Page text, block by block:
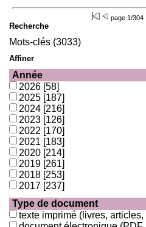
page 1/304
Recherche
Mots-clés (3033)
Affiner
Année
2026 [58]
2025 [187]
2024 [216]
2023 [126]
2022 [170]
2021 [183]
2020 [214]
2019 [261]
2018 [253]
2017 [237]
Type de document
texte imprimé (livres,